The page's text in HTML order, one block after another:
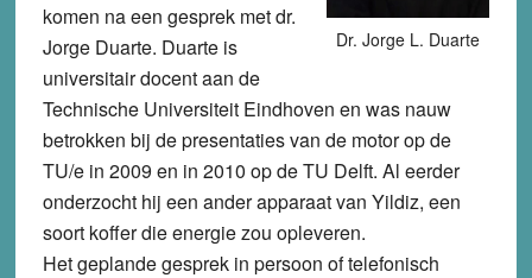
Dr. Jorge L. Duarte
komen na een gesprek met dr.
Jorge Duarte. Duarte is
universitair docent aan de
Technische Universiteit Eindhoven en was nauw
betrokken bij de presentaties van de motor op de
TU/e in 2009 en in 2010 op de TU Delft. Al eerder
onderzocht hij een ander apparaat van Yildiz, een
soort koffer die energie zou opleveren.
Het geplande gesprek in persoon of telefonisch